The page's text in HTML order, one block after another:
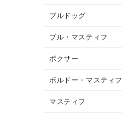
ブルドッグ
ブル・マスティフ
ボクサー
ボルドー・マスティフ
マスティフ